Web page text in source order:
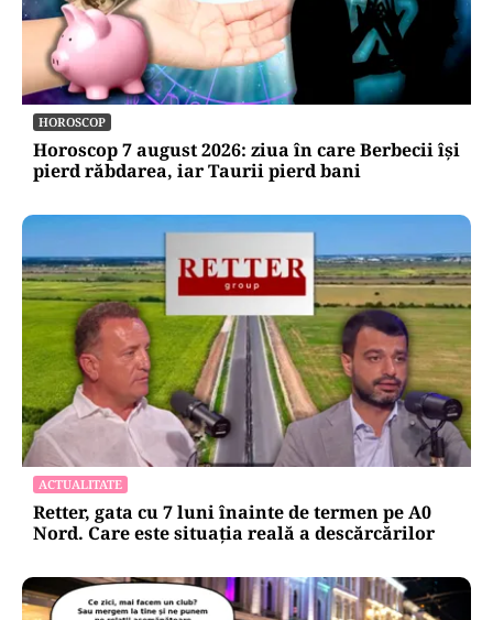
HOROSCOP
Horoscop 7 august 2026: ziua în care Berbecii își
pierd răbdarea, iar Taurii pierd bani
ACTUALITATE
Retter, gata cu 7 luni înainte de termen pe A0
Nord. Care este situația reală a descărcărilor